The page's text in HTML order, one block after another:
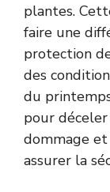
plantes.
faire une
protection
des
du
pour
dommage et
assurer la